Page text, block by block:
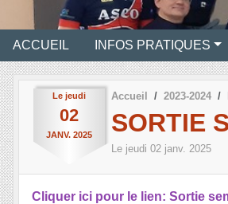
ACCUEIL INFOS PRATIQUES
Le jeudi
02
JANV. 2025
Accueil 2023-2024
SORTIE
Le jeudi 02 janv. 2025
Cliquer ici pour le lien: Sortie